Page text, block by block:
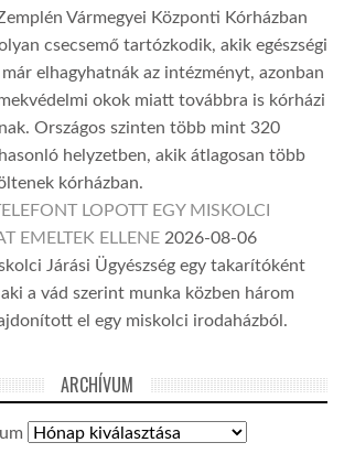
Vármegyei Központi Kórházban
csecsemő tartózkodik, akik egészségi
elhagyhatnák az intézményt, azonban
okok miatt továbbra is kórházi
Országos szinten több mint 320
helyzetben, akik átlagosan több
kórházban.
LOPOTT EGY MISKOLCI
EMELTEK ELLENE 2026-08-06
Járási Ügyészség egy takarítóként
a vád szerint munka közben három
el egy miskolci irodaházból.
ARCHÍVUM